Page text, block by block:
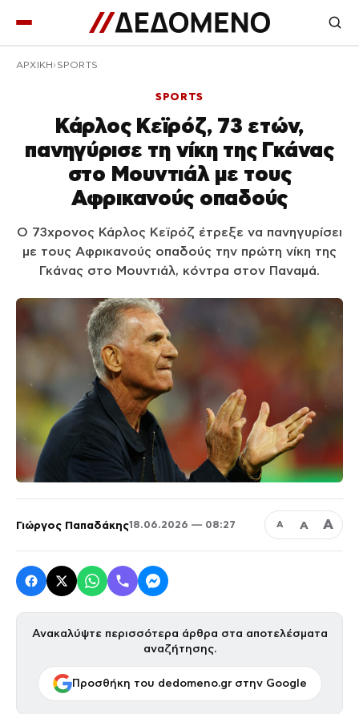
ΑΡΧΙΚΉ SPORTS
SPORTS
Κάρλος Κεϊρόζ, 73 ετών,
πανηγύρισε τη νίκη της Γκάνας
στο Μουντιάλ με τους
Αφρικανούς οπαδούς
Ο 73χρονος Κάρλος Κεϊρόζ έτρεξε να πανηγυρίσει
με τους Αφρικανούς οπαδούς την πρώτη νίκη της
Γκάνας στο Μουντιάλ, κόντρα στον Παναμά.
Γιώργος Παπαδάκης18.06.2026 — 08:27 Α Α Α
Ανακαλύψτε περισσότερα άρθρα στα αποτελέσματα
αναζήτησης.
Προσθήκη του dedomeno.gr στην Google